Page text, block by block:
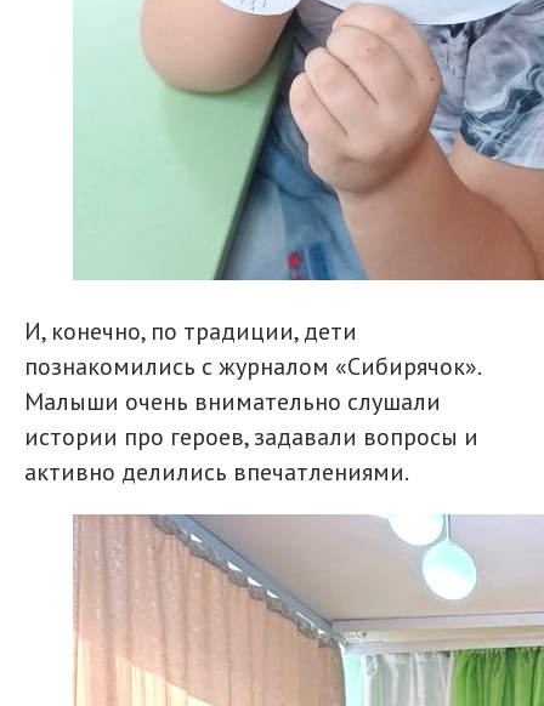
И, конечно, по традиции, дети
познакомились с журналом «Сибирячок».
Малыши очень внимательно слушали
истории про героев, задавали вопросы и
активно делились впечатлениями.